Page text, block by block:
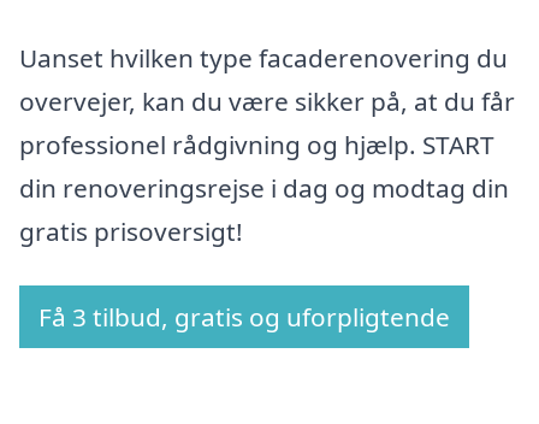
Uanset hvilken type facaderenovering du
overvejer, kan du være sikker på, at du får
professionel rådgivning og hjælp. START
din renoveringsrejse i dag og modtag din
gratis prisoversigt!
Få 3 tilbud, gratis og uforpligtende